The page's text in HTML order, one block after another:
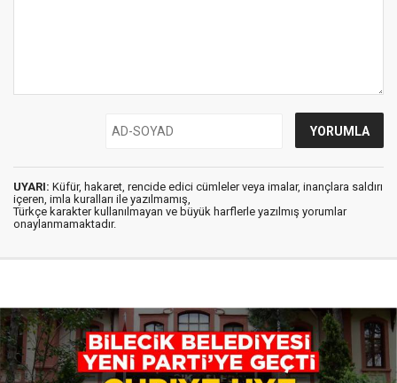
UYARI: Küfür, hakaret, rencide edici cümleler veya imalar, inançlara saldırı
içeren, imla kuralları ile yazılmamış,
Türkçe karakter kullanılmayan ve büyük harflerle yazılmış yorumlar
onaylanmamaktadır.